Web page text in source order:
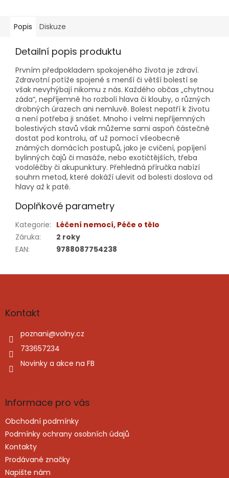
Popis Diskuze
Detailní popis produktu
Prvním předpokladem spokojeného života je zdraví.
Zdravotní potíže spojené s menší či větší bolestí se
však nevyhýbají nikomu z nás. Každého občas „chytnou
záda“, nepříjemně ho rozbolí hlava či klouby, o různých
drobných úrazech ani nemluvě. Bolest nepatří k životu
a není potřeba ji snášet. Mnoho i velmi nepříjemných
bolestivých stavů však můžeme sami aspoň částečně
dostat pod kontrolu, ať už pomocí všeobecně
známých domácích postupů, jako je cvičení, popíjení
bylinných čajů či masáže, nebo exotičtějších, třeba
vodoléčby či akupunktury. Přehledná příručka nabízí
souhrn metod, které dokáží ulevit od bolesti doslova od
hlavy až k patě.
Doplňkové parametry
Kategorie: Léčení nemocí, Péče o tělo
Záruka:
2 roky
EAN: 9788087754238
Z
aKontakt
poznani@volny.cz
733657234
Novinky a akce na FB
Informace pro vás
Obchodní podmínky
Podmínky ochrany osobních údajů
Kontakty
Prodávané značky
Napište nám